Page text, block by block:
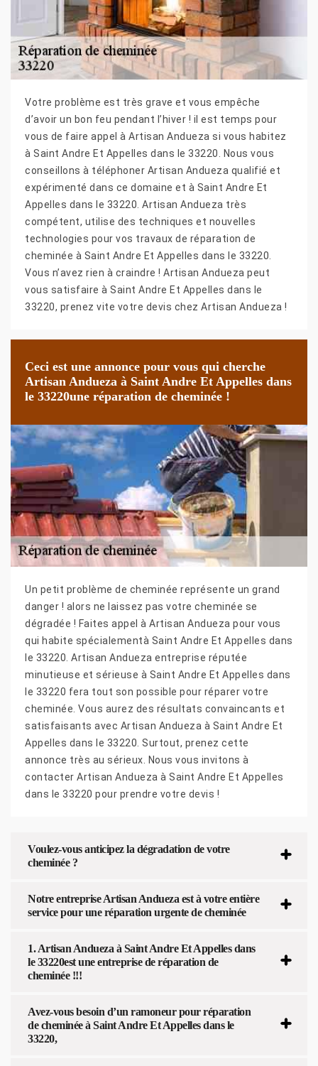
Votre problème est très grave et vous empêche
d’avoir un bon feu pendant l’hiver ! il est temps pour
vous de faire appel à Artisan Andueza si vous habitez
à Saint Andre Et Appelles dans le 33220. Nous vous
conseillons à téléphoner Artisan Andueza qualifié et
expérimenté dans ce domaine et à Saint Andre Et
Appelles dans le 33220. Artisan Andueza très
compétent, utilise des techniques et nouvelles
technologies pour vos travaux de réparation de
cheminée à Saint Andre Et Appelles dans le 33220.
Vous n’avez rien à craindre ! Artisan Andueza peut
vous satisfaire à Saint Andre Et Appelles dans le
33220, prenez vite votre devis chez Artisan Andueza !
Ceci est une annonce pour vous qui cherche
Artisan Andueza à Saint Andre Et Appelles dans
le 33220une réparation de cheminée !
Un petit problème de cheminée représente un grand
danger ! alors ne laissez pas votre cheminée se
dégradée ! Faites appel à Artisan Andueza pour vous
qui habite spécialementà Saint Andre Et Appelles dans
le 33220. Artisan Andueza entreprise réputée
minutieuse et sérieuse à Saint Andre Et Appelles dans
le 33220 fera tout son possible pour réparer votre
cheminée. Vous aurez des résultats convaincants et
satisfaisants avec Artisan Andueza à Saint Andre Et
Appelles dans le 33220. Surtout, prenez cette
annonce très au sérieux. Nous vous invitons à
contacter Artisan Andueza à Saint Andre Et Appelles
dans le 33220 pour prendre votre devis !
Voulez-vous anticipez la dégradation de votre
cheminée ?
Notre entreprise Artisan Andueza est à votre entière
service pour une réparation urgente de cheminée
1. Artisan Andueza à Saint Andre Et Appelles dans
le 33220est une entreprise de réparation de
cheminée !!!
Avez-vous besoin d’un ramoneur pour réparation
de cheminée à Saint Andre Et Appelles dans le
33220,